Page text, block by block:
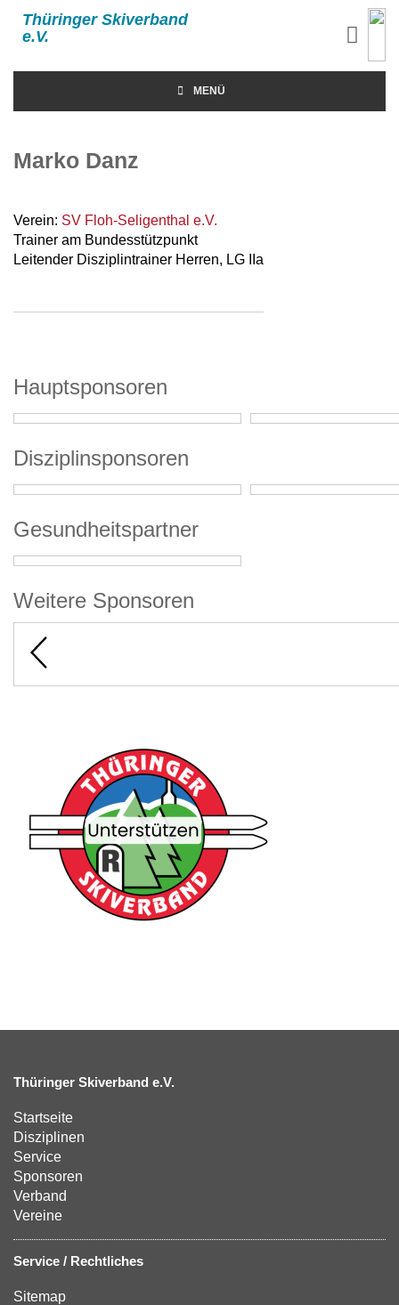
Thüringer Skiverband
e.V.
MENÜ
Marko Danz
Verein: SV Floh-Seligenthal e.V.
Trainer am Bundesstützpunkt
Leitender Disziplintrainer Herren, LG IIa
Hauptsponsoren
Disziplinsponsoren
Gesundheitspartner
Weitere Sponsoren
Thüringer Skiverband e.V.
Startseite
Disziplinen
Service
Sponsoren
Verband
Vereine
Service / Rechtliches
Sitemap